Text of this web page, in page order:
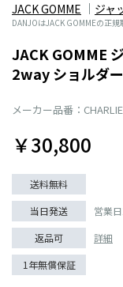
JACK GOMME ジャ
DANJOはJACK GOMMEの正規
JACK GOMME
2way ショルダ
メーカー品番：CHARLIE
￥30,800
送料無料
当日発送
営業
返品可
詳細
1年無償保証